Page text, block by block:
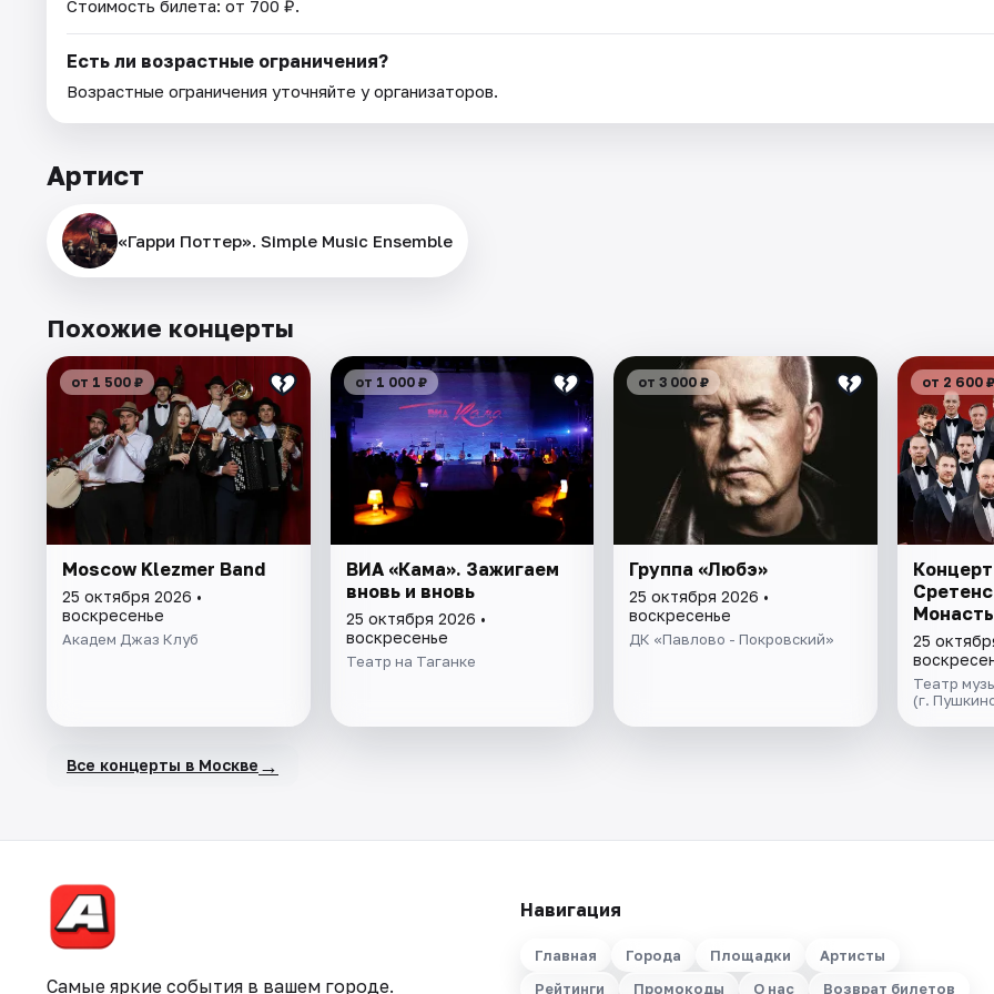
Стоимость билета: от 700 ₽.
Есть ли возрастные ограничения?
Возрастные ограничения уточняйте у организаторов.
Артист
«Гарри Поттер». Simple Music Ensemble
Похожие концерты
от 1 500 ₽
Moscow Klezmer Band
25 октября 2026 •
воскресенье
Академ Джаз Клуб
от 1 000 ₽
ВИА «Кама». Зажигаем
вновь и вновь
25 октября 2026 •
воскресенье
Театр на Таганке
от 3 000 ₽
Группа «Любэ»
25 октября 2026 •
воскресенье
ДК «Павлово - Покровский»
от 2 600 ₽
25
Театр
(г.
Все концерты в Москве →
Самые яркие события в вашем городе.
Навигация
Главная Города Площадки
Артисты
Рейтинги
Промокоды О нас Возврат билетов